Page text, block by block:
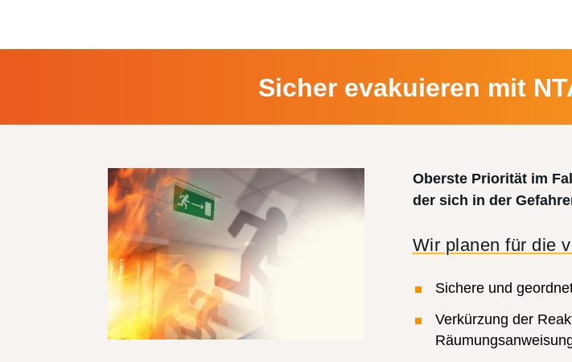
Sicher evakuieren mit
Oberste Priorität im
der sich in der
Wir planen für die
Sichere und
Verkürzung der